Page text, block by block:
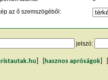
az ő szemszögéből:
jelszó:
hasznos apróságok